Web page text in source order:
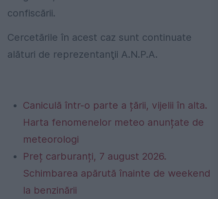
confiscării.
Cercetările în acest caz sunt continuate
alături de reprezentanţii A.N.P.A.
Caniculă într-o parte a țării, vijelii în alta.
Harta fenomenelor meteo anunțate de
meteorologi
Preț carburanți, 7 august 2026.
Schimbarea apărută înainte de weekend
la benzinării